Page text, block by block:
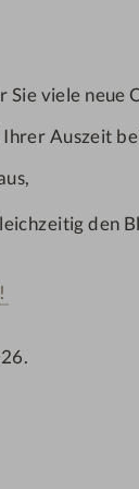
viele neue
Auszeit
den
in